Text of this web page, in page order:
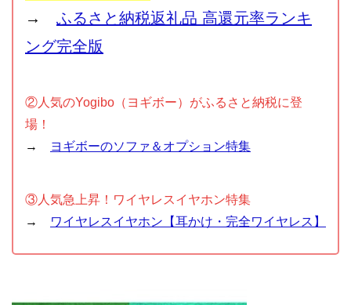
→ ふるさと納税返礼品 高還元率ランキ
ング完全版
②人気のYogibo（ヨギボー）がふるさと納税に登
場！
→
ヨギボーのソファ＆オプション特集
③人気急上昇！ワイヤレスイヤホン特集
→
ワイヤレスイヤホン【耳かけ・完全ワイヤレス】